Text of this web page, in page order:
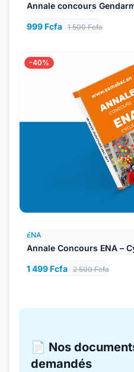
Annale concours
999 Fcfa 1 500 Fcfa
-40%
ENA
Annale Concours ENA –
1 499 Fcfa 2 500 Fcfa
📄 Nos
demandés